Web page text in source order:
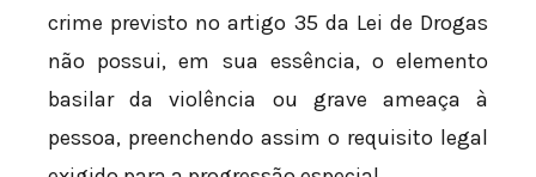
crime previsto no artigo 35 da Lei de Drogas
não possui, em sua essência, o elemento
basilar da violência ou grave ameaça à
pessoa, preenchendo assim o requisito legal